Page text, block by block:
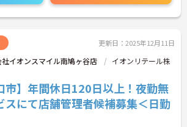
更新日：2025年12月11日
イオンスマイル南鳩ヶ谷店
イオンリテール株
市】年間休日120日以上！夜勤無
にて店舗管理者候補募集＜日勤